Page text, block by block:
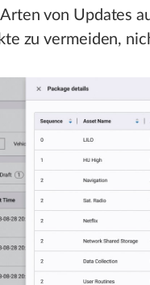
von Updates
zu vermeiden,